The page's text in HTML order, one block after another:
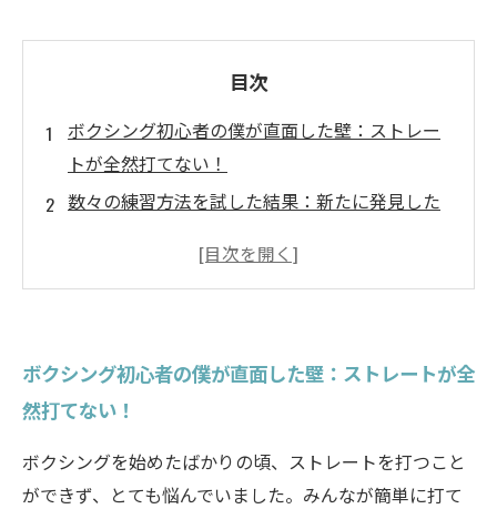
目次
ボクシング初心者の僕が直面した壁：ストレー
トが全然打てない！
数々の練習方法を試した結果：新たに発見した
試合前の緊張を吹き飛ばせ！ストレートを武器
語る
次の挑戦へ向けて：さらなる高みを目指すボク
シングライフ
ボクシング初心者の僕が直面した壁：ストレートが全
然打てない！
ボクシングを始めたばかりの頃、ストレートを打つこと
ができず、とても悩んでいました。みんなが簡単に打て